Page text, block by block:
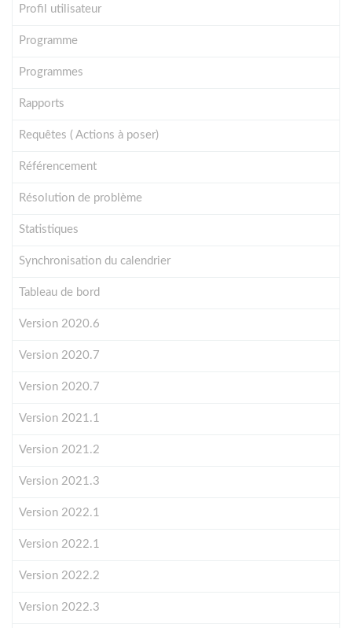
Profil utilisateur
Programme
Programmes
Rapports
Requêtes ( Actions à poser)
Référencement
Résolution de problème
Statistiques
Synchronisation du calendrier
Tableau de bord
Version 2020.6
Version 2020.7
Version 2020.7
Version 2021.1
Version 2021.2
Version 2021.3
Version 2022.1
Version 2022.1
Version 2022.2
Version 2022.3